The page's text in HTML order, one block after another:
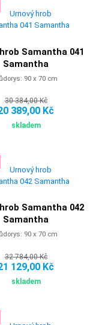
Samantha 041
Samantha
90 x 70 cm
30 384,00 Kč
389,00 Kč
skladem
Samantha 042
Samantha
90 x 70 cm
32 784,00 Kč
129,00 Kč
skladem